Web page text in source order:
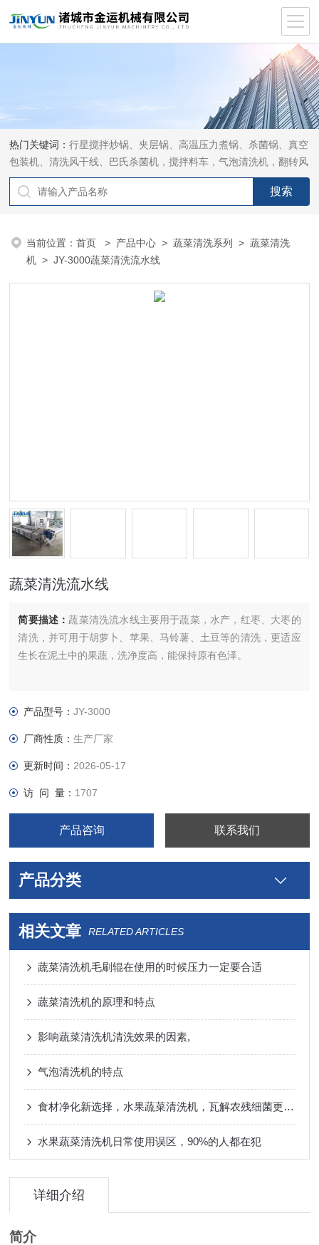
热门关键词：行星搅拌炒锅、夹层锅、高温压力煮锅、杀菌锅、真空
包装机、清洗风干线、巴氏杀菌机，搅拌料车，气泡清洗机，翻转风
干机
当前位置：首页 > 产品中心 >蔬菜清洗系列 >蔬菜清洗
机 > JY-3000蔬菜清洗流水线
蔬菜清洗流水线
简要描述：蔬菜清洗流水线主要用于蔬菜，水产，红枣、大枣的
清洗，并可用于胡萝卜、苹果、马铃薯、土豆等的清洗，更适应
生长在泥土中的果蔬，洗净度高，能保持原有色泽。
产品型号：JY-3000
厂商性质：生产厂家
更新时间： 2026-05-17
访 问 量： 1707
产品咨询 联系我们
产品分类
相关文章 RELATED ARTICLES
蔬菜清洗机毛刷辊在使用的时候压力一定要合适
蔬菜清洗机的原理和特点
影响蔬菜清洗机清洗效果的因素,
气泡清洗机的特点
食材净化新选择，水果蔬菜清洗机，瓦解农残细菌更che底
水果蔬菜清洗机日常使用误区，90%的人都在犯
详细介绍
简介